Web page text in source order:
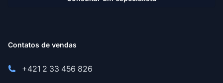
Contatos de vendas
+421 2 33 456 826